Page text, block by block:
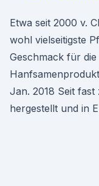
Etwa seit 2000 v.
wohl vielseitigste
Geschmack für
Jan. 2018 Seit
hergestellt und in